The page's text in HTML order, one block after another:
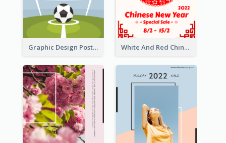
Graphic Design Poster For Team Tryouts Event White And Red Chinese New Year Sale Poster